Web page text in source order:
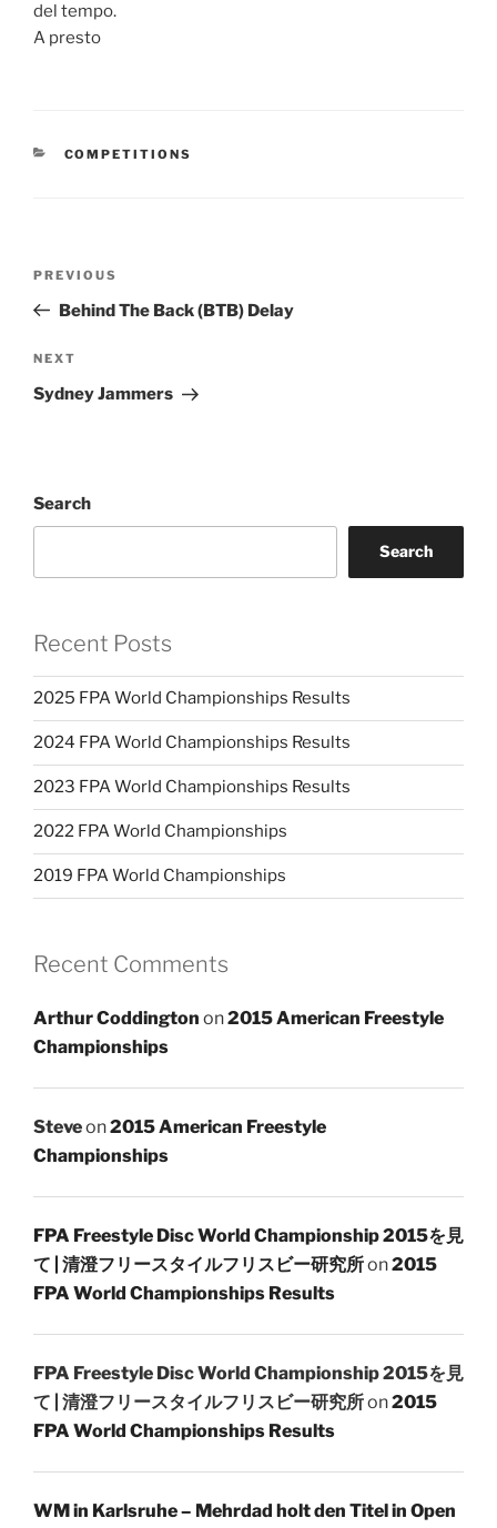
del tempo.
A presto
CATEGORIES
COMPETITIONS
Previous
Post
PREVIOUS
Behind The Back (BTB) Delay
Next
Post
NEXT
Sydney Jammers
Search
Search
Recent Posts
2025 FPA World Championships Results
2024 FPA World Championships Results
2023 FPA World Championships Results
2022 FPA World Championships
2019 FPA World Championships
Recent Comments
Arthur Coddington on2015 American Freestyle
Championships
Steveon2015 American Freestyle
Championships
FPA Freestyle Disc World Championship 2015を見
て | 清澄フリースタイルフリスビー研究所on2015
FPA World Championships Results
FPA Freestyle Disc World Championship 2015を見
て | 清澄フリースタイルフリスビー研究所on2015
FPA World Championships Results
WM in Karlsruhe – Mehrdad holt den Titel in Open